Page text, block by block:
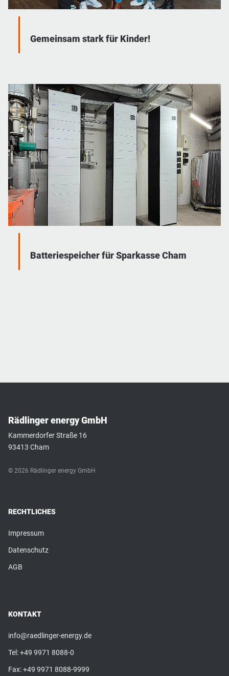
Gemeinsam stark für Kinder!
Batteriespeicher für Sparkasse Cham
Rädlinger energy GmbH
Kammerdorfer Straße 16
93413 Cham
© 2026 Rädlinger energy GmbH
RECHTLICHES
Impressum
Datenschutz
AGB
KONTAKT
info@raedlinger-energy.de
Tel:+49 9971 8088-0
Fax: +49 9971 8088-9999